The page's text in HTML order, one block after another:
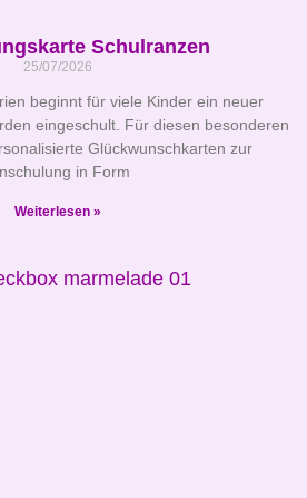
Schulranzen
25/07/2026
beginnt für viele Kinder ein neuer
eingeschult. Für diesen besonderen
Glückwunschkarten zur
in Form
Weiterlesen »